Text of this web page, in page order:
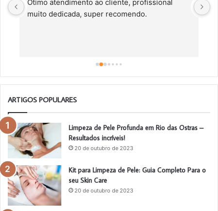
Ótimo atendimento ao cliente, profissional
muito dedicada, super recomendo.
ARTIGOS POPULARES
Limpeza de Pele Profunda em Rio das Ostras –
Resultados incríveis!
20 de outubro de 2023
Kit para Limpeza de Pele: Guia Completo Para o
seu Skin Care
20 de outubro de 2023